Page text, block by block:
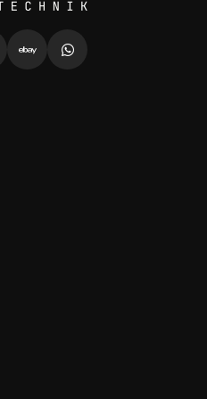
Platzierung und zum